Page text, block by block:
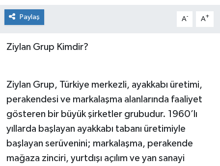
Paylaş A- A+
Ziylan Grup Kimdir?
Ziylan Grup, Türkiye merkezli, ayakkabı üretimi,
perakendesi ve markalaşma alanlarında faaliyet
gösteren bir büyük şirketler grubudur. 1960’lı
yıllarda başlayan ayakkabı tabanı üretimiyle
başlayan serüvenini; markalaşma, perakende
mağaza zinciri, yurtdışı açılım ve yan sanayi